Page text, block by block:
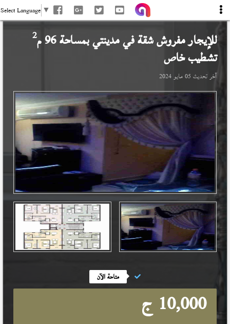
Select Language ▼
للإيجار مفروش شقة فيمدينتيبمساحة 96 م 2
تشطيب خاص
آخر تحديث 05 مايو 2024
متاحة الآن
10,000 ج